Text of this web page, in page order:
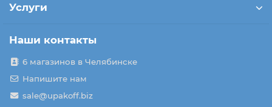
Услуги
Наши контакты
6 магазинов в Челябинске
Напишите нам
sale@upakoff.biz